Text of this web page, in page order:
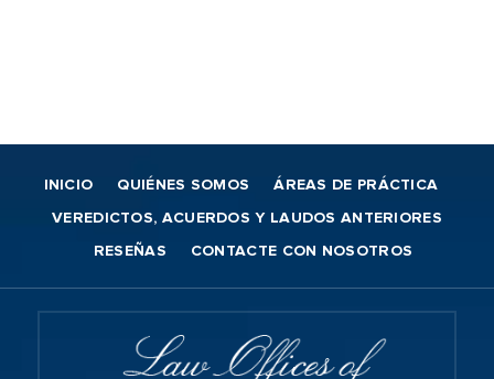
INICIO QUIÉNES SOMOS ÁREAS DE PRÁCTICA
VEREDICTOS, ACUERDOS Y LAUDOS ANTERIORES
RESEÑAS CONTACTE CON NOSOTROS